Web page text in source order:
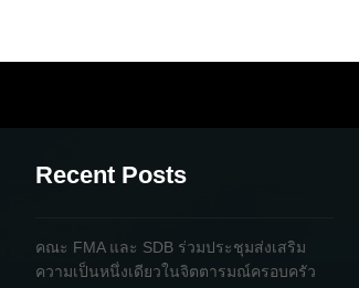
Recent Posts
คณะ FMA และ SDB ร่วมประชุมส่งเสริม
ความเป็นหนึ่งเดียวในจิตตารมณ์ครอบครัว